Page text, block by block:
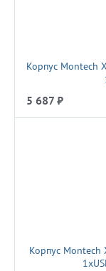
Корпус Montech
5 687 ₽
Корпус Montech